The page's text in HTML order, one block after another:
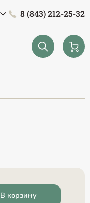
8 (843) 212-25-32
В корзину